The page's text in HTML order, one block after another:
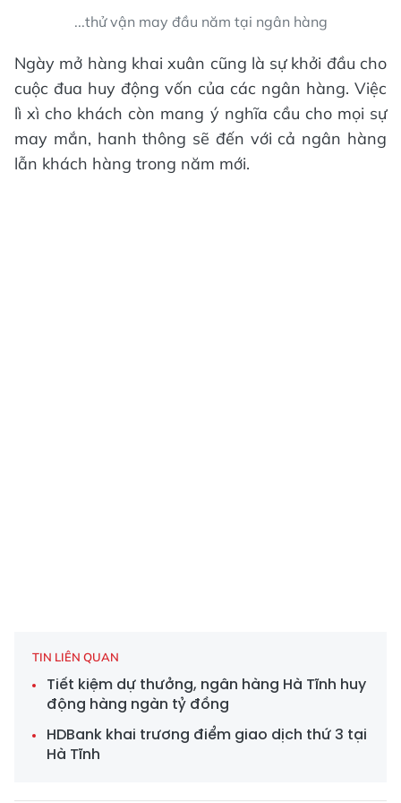
...thử vận may đầu năm tại ngân hàng
Ngày mở hàng khai xuân cũng là sự khởi đầu cho
cuộc đua huy động vốn của các ngân hàng. Việc
lì xì cho khách còn mang ý nghĩa cầu cho mọi sự
may mắn, hanh thông sẽ đến với cả ngân hàng
lẫn khách hàng trong năm mới.
TIN LIÊN QUAN
Tiết kiệm dự thưởng, ngân hàng Hà Tĩnh huy
động hàng ngàn tỷ đồng
HDBank khai trương điểm giao dịch thứ 3 tại
Hà Tĩnh